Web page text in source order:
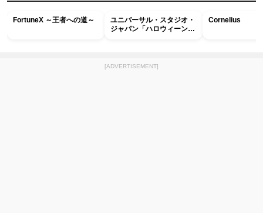
FortuneX ～王者への道～
ユニバーサル・スタジオ・
ジャパン「ハロウィーン・
Cornelius
[ADVERTISEMENT]